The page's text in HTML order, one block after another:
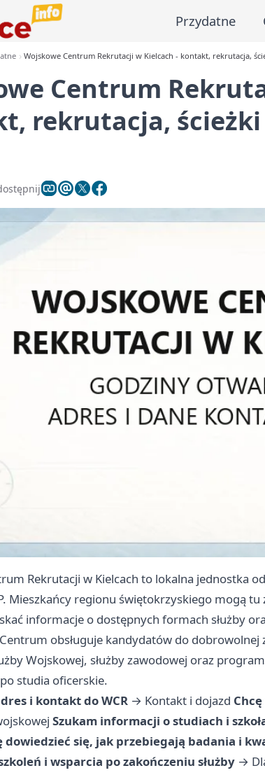
Przydatne
Wojskowe Centrum Rekrutacji w Kielcach - kontakt, rekrutacja,
Centrum
rekrutacja, ścieżki
Rekrutacji w Kielcach to lokalna jednostka
Mieszkańcy regionu świętokrzyskiego mogą tu
informacje o dostępnych formach służby
obsługuje kandydatów do dobrowolnej
Wojskowej, służby zawodowej oraz
studia oficerskie.
i kontakt do WCR → Kontakt i dojazd
Szukam informacji o studiach i
dowiedzieć się, jak przebiegają badania i
i wsparcia po zakończeniu służby →